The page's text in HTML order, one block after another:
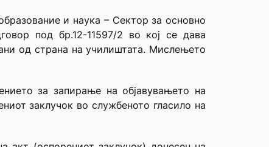
и наука – Сектор за основно
под бр.12-11597/2 во кој се дава
од страна на училиштата. Мислењето
за запирање на објавувањето на
заклучок во службеното гласило на